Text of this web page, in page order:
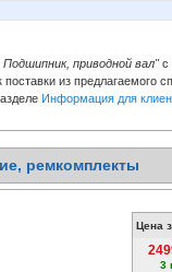
приводной вал"с
из предлагаемого
Информация для
ремкомплекты
Цена
3